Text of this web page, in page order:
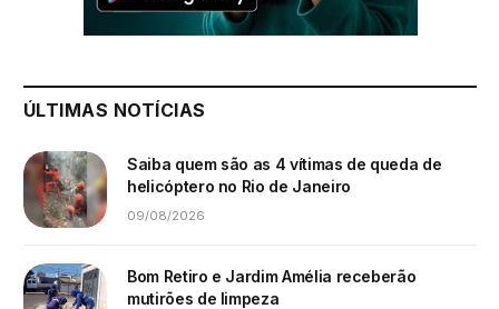
ÚLTIMAS NOTÍCIAS
Saiba quem são as 4 vítimas de queda de
helicóptero no Rio de Janeiro
09/08/2026
Bom Retiro e Jardim Amélia receberão
mutirões de limpeza